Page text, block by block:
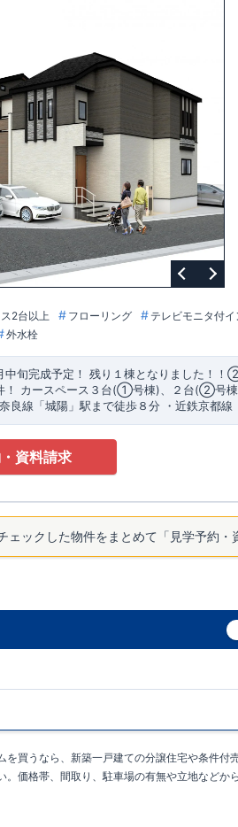
2台以上 フローリング テレビモニタ付
外水栓
中旬完成予定！ 残り１棟となりました！！
カースペース３台(①号棟)、２台(②号棟)
奈良線「城陽」駅まで徒歩８分 ​・近鉄京都
まで徒歩６分 ​・しいの区保育園まで徒歩
件のおすすめ
・季節物の衣類まで
！​ ・雨天時に安心な室内物干し付き！
用品等、すっきり収納が行える備蓄倉庫！
ミ出しをスムーズに行う事が出来ます！​​・
空間に奥行きを与え解放感が感じられる勾配
資料請求
ェックした物件をまとめて「見学予約・
を買うなら、新築一戸建ての分譲住宅や条件
価格帯、間取り、駐車場の有無や立地などか